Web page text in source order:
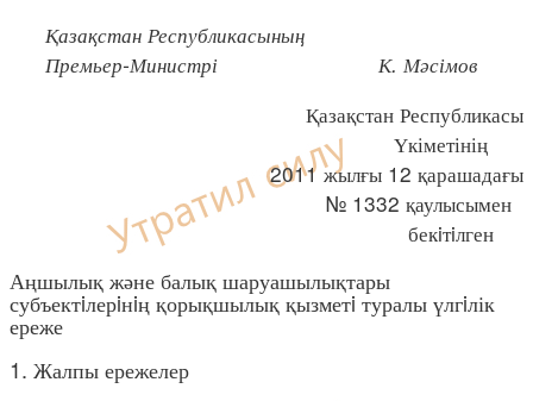
Қазақстан Республикасының
Премьер-Министрі К. Мәсімов
Қазақстан Республикасы
Үкіметінің
2011 жылғы 12 қарашадағы
№ 1332 қаулысымен
бекiтiлген
Аңшылық және балық шаруашылықтары
субъектiлерiнiң қорықшылық қызметi туралы үлгiлік
ереже
1. Жалпы ережелер